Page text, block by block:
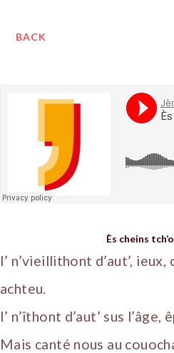
BACK
Ès cheins
I’ n’vieillithont d’aut’,
achteu.
I’ n’îthont d’aut’ sus l’âge,
Mais canté nous au